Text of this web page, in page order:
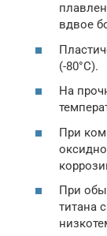
вдвое
(-80°C).
На
При
При
титана